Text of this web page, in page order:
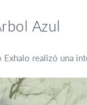
Azul
realizó una